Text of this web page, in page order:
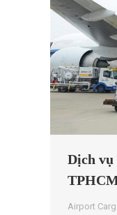
Dịch vụ
Airport